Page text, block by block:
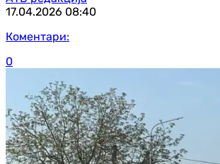
17.04.2026 08:40
Коментари:
0